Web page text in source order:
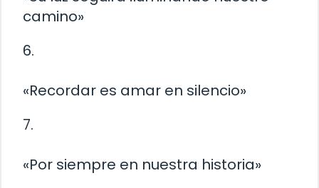
camino»
6.
«Recordar es amar en silencio»
7.
«Por siempre en nuestra historia»